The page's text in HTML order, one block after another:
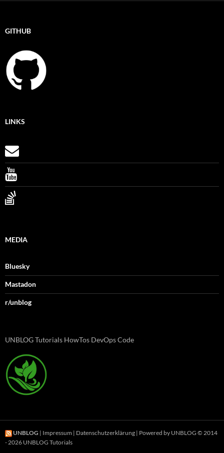
GITHUB
LINKS
MEDIA
Bluesky
Mastadon
r/unblog
UNBLOG Tutorials HowTos DevOps Code
UNBLOG | Impressum | Datenschutzerklärung | Powered by UNBLOG © 2014
- 2026 UNBLOG Tutorials